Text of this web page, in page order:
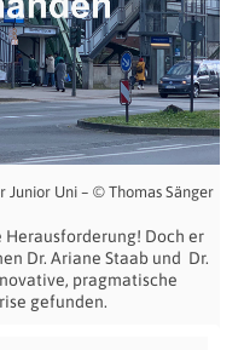
Junior Uni – © Thomas Sänger
Herausforderung! Doch er
Dr. Ariane Staab und Dr.
pragmatische
gefunden.